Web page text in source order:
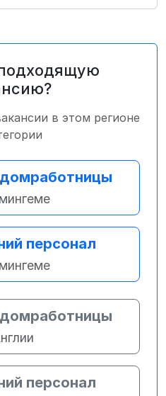
в этом регионе
персонал
персонал